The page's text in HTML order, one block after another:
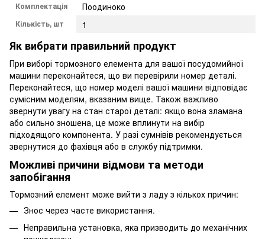
Комплектація Поодиноко
Кількість, шт 1
Як вибрати правильний продукт
При виборі тормозного елемента для вашої посудомийної
машини переконайтеся, що ви перевірили номер деталі.
Переконайтеся, що номер моделі вашої машини відповідає
сумісним моделям, вказаним вище. Також важливо
звернути увагу на стан старої деталі: якщо вона зламана
або сильно зношена, це може вплинути на вибір
підходящого компонента. У разі сумнівів рекомендується
звернутися до фахівця або в службу підтримки.
Можливі причини відмови та методи
запобігання
Тормозний елемент може вийти з ладу з кількох причин:
Знос через часте використання.
Неправильна установка, яка призводить до механічних